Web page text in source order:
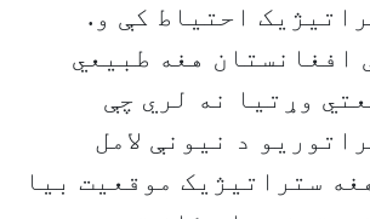
احتیاط کې و.
افغانستان هغه طبیعي
وړتیا نه لري چې
د نیونې لامل
ستراتیژیک موقعیت بیا